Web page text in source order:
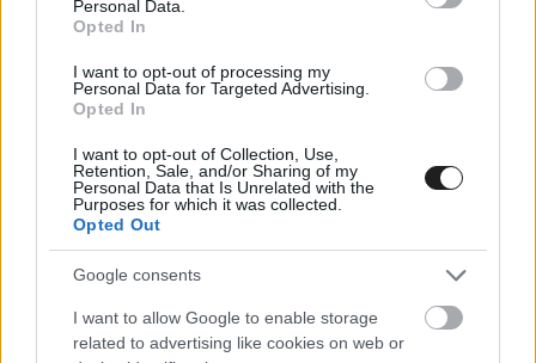
Personal Data.
Opted In
I want to opt-out of processing my
Personal Data for Targeted Advertising.
Opted In
I want to opt-out of Collection, Use,
Retention, Sale, and/or Sharing of my
Personal Data that Is Unrelated with the
Purposes for which it was collected.
Opted Out
Google consents
I want to allow Google to enable storage
related to advertising like cookies on web or
kolumbiai pilótának, aki már versenyzett a
Forma-1-ben: Roberto Guerrero 1982-ben és
1983-ban az Ensign és a Theodore alakulatoknál
versenyzett, míg Ricardo Londono az 1981-es
Brazil Nagydíj versenyhétvégéjén vett részt.
A Forma-1 vezérigazgatója, Stefano Domenicali
lelkesen nyilatkozott a világ minden tájáról
érkező érdeklődésről a jövőbeni versenyek